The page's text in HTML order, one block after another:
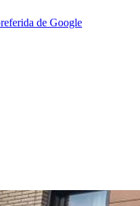
de Google